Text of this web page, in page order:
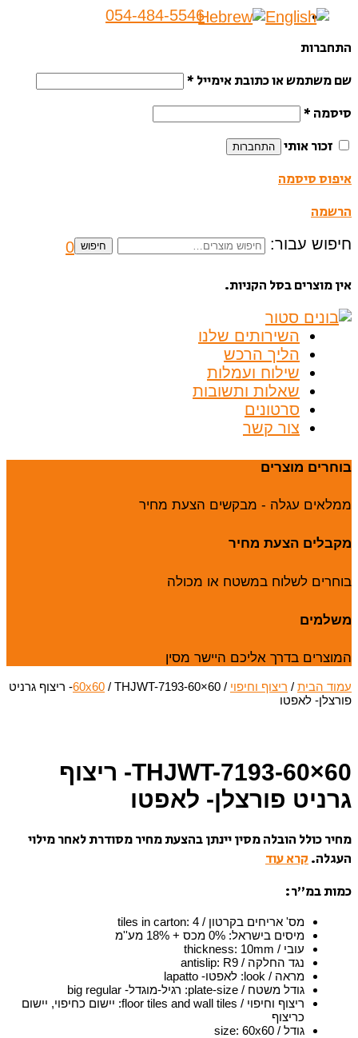
054-484-5546
התחברות
שם משתמש או כתובת אימייל *
סיסמה *
זכור אותי
התחברות
איפוס סיסמה
הרשמה
חיפוש עבור: חיפוש 0
אין מוצרים בסל הקניות.
השירותים שלנו
הליך הרכש
שילוח ועמלות
שאלות ותשובות
סרטונים
צור קשר
בוחרים מוצרים
ממלאים עגלה - מבקשים הצעת מחיר
מקבלים הצעת מחיר
בוחרים לשלוח במשטח או מכולה
משלמים
המוצרים בדרך אליכם היישר מסין
עמוד הבית / ריצוף וחיפוי /
60x60/ THJWT-7193-60×60- ריצוף גרניט
פורצלן- לאפטו
THJWT-7193-60×60- ריצוף
גרניט פורצלן- לאפטו
מחיר כולל הובלה מסין יינתן בהצעת מחיר מסודרת לאחר מילוי
העגלה. קרא עוד
כמות במ”ר:
מס' אריחים בקרטון / tiles in carton :4
מיסים בישראל: 0% מכס + 18% מע''מ
עובי / thickness
: 10mm
נגד החלקה / antislip
: R9
מראה / look
: לאפטו- lapatto
גודל משטח / plate-size
: רגיל-מוגדל- big regular
ריצוף וחיפוי / floor tiles and wall tiles
: יישום כחיפוי, יישום
כריצוף
גודל / size
:60x60